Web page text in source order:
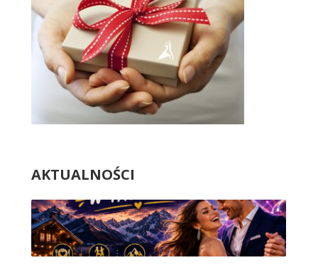
AKTUALNOŚCI